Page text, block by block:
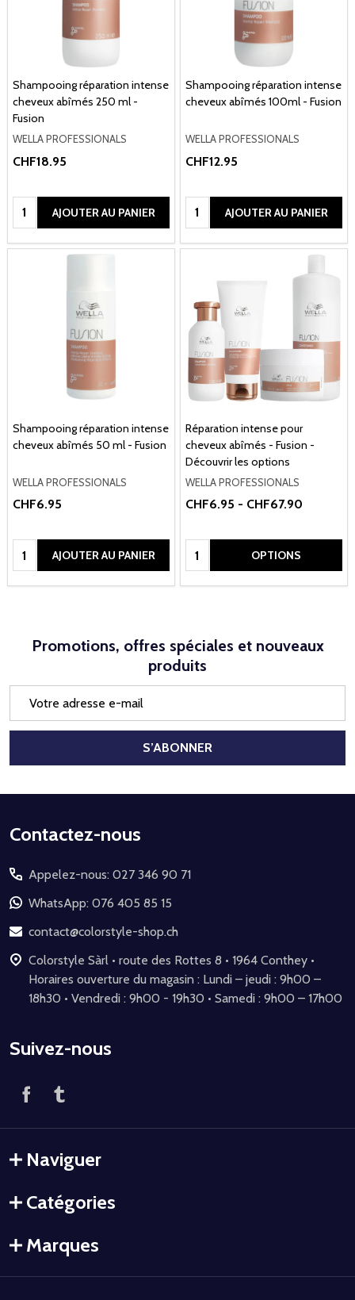
Shampooing réparation intense
cheveux abîmés 250 ml -
Fusion
WELLA PROFESSIONALS
CHF18.95
Quantité:AJOUTER AU PANIER
Shampooing réparation intense
cheveux abîmés 100ml - Fusion
WELLA PROFESSIONALS
CHF12.95
Quantité:AJOUTER AU PANIER
Shampooing réparation intense
cheveux abîmés 50 ml - Fusion
WELLA PROFESSIONALS
CHF6.95
Quantité:AJOUTER AU PANIER
Réparation intense pour
cheveux abîmés - Fusion -
Découvrir les options
WELLA PROFESSIONALS
CHF6.95 - CHF67.90
Quantité: OPTIONS
Promotions, offres spéciales et nouveaux
produits
mail
S’ABONNER
Début
pied
de
page
Contactez-nous
Appelez-nous: 027 346 90 71
WhatsApp: 076 405 85 15
contact@colorstyle-shop.ch
Colorstyle Sàrl • route des Rottes 8 • 1964 Conthey •
Horaires ouverture du magasin : Lundi – jeudi : 9h00 –
18h30 • Vendredi : 9h00 - 19h30 • Samedi : 9h00 – 17h00
Suivez-nous
Naviguer
Catégories
Marques